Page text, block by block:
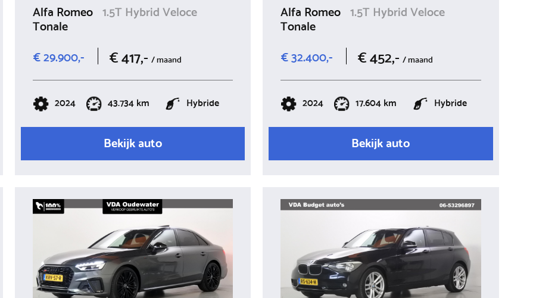
Alfa Romeo
Tonale
1.5T Hybrid Veloce
€ 29.900,- € 417,- / maand
2024 43.734 km Hybride
Bekijk auto
Alfa Romeo
Tonale
1.5T Hybrid Veloce
€ 32.400,- € 452,-/ maand
2024 17.604 km Hybride
Bekijk auto